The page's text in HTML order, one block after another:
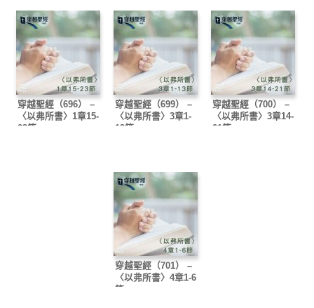
穿越聖經（696） –
〈以弗所書〉1章15-
23節
穿越聖經（699） –
〈以弗所書〉3章1-
13節
穿越聖經（700） –
〈以弗所書〉3章14-
21節
穿越聖經（701） –
〈以弗所書〉4章1-6
節